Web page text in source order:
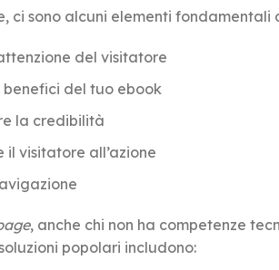
ci sono alcuni elementi fondamentali
del visitatore
benefici del tuo ebook
la credibilità
il visitatore all’azione
, anche chi non ha competenze
popolari includono: